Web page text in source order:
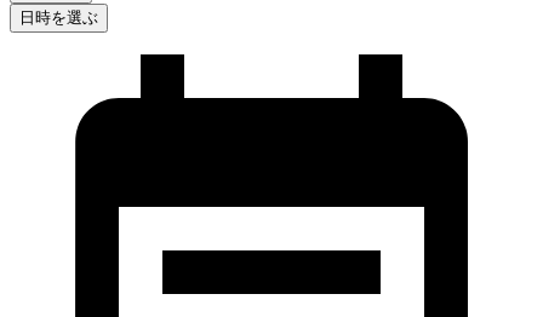
日時を選ぶ